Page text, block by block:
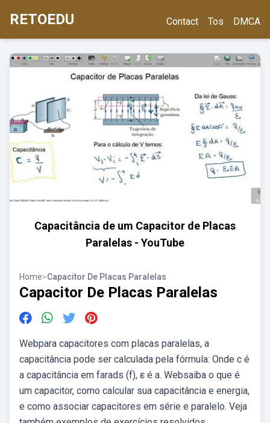
RETOEDU Contact Tos DMCA
Capacitância de um Capacitor de Placas
Paralelas - YouTube
Home>Capacitor De Placas Paralelas
Capacitor De Placas Paralelas
Webpara capacitores com placas paralelas, a
capacitância pode ser calculada pela fórmula: Onde c é
a capacitância em farads (f), ε é a. Websaiba o que é
um capacitor, como calcular sua capacitância e energia,
e como associar capacitores em série e paralelo. Veja